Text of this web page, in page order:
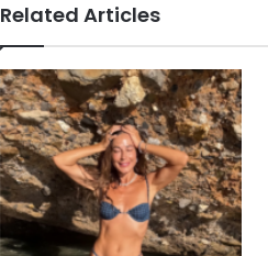
Related Articles